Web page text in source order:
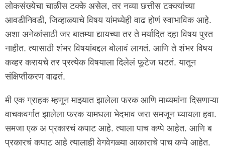
लोकसंख्येचा चाळीस टक्के असेल, तर नव्या छत्तीस टक्क्यांच्या
आवडीनिवडी, जिव्हाळ्याचे विषय यांमध्येही वाढ होणं स्वाभाविक आहे.
अशा अनेकांसाठी जर बातम्या द्यायच्या तर ते मर्यादित दहा विषय पुरत
नाहीत. त्यासाठी शंभर विषयांबद्दल बोलावं लागतं. आणि ते शंभर विषय
कव्हर करायचे तर प्रत्येक विषयाला दिलेलं फूटेज घटतं. यातून
संक्षिप्तीकरण वाढतं.
मी एक ग्राहक म्हणून माझ्यात झालेला फरक आणि माध्यमांना दिसणाऱ्या
वाचकवर्गात झालेला फरक यामधला भेदभाव जरा समजून घ्यायला हवा.
समजा एक अ प्रकारचं कपाट आहे. त्याला पाच कप्पे आहेत. आणि ब
प्रकारचं कपाट आहे त्यालाही वेगवेगळ्या आकाराचे पाच कप्पे आहेत.